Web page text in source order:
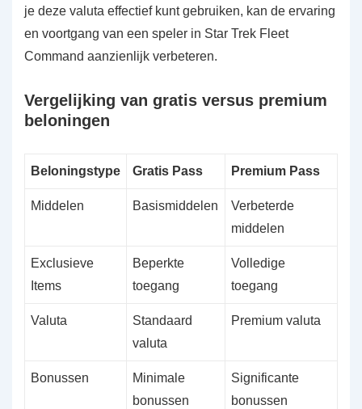
je deze valuta effectief kunt gebruiken, kan de ervaring
en voortgang van een speler in Star Trek Fleet
Command aanzienlijk verbeteren.
Vergelijking van gratis versus premium
beloningen
Beloningstype Gratis Pass Premium Pass
Middelen Basismiddelen
Verbeterde
middelen
Exclusieve
Items
Beperkte
toegang
Volledige
toegang
Valuta
Standaard
valuta
Premium valuta
Bonussen
Minimale
bonussen
Significante
bonussen